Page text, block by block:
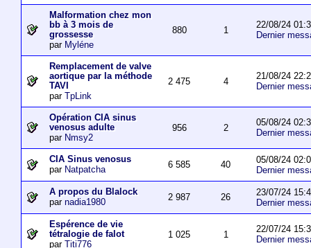
Malformation chez mon
bb à 3 mois de
grossesse
par Myléne
880 1
22/08/24
Dernier
Remplacement de valve
aortique par la méthode
TAVI
par TpLink
2 475 4
21/08/24
Dernier
Opération CIA sinus
venosus adulte
par Nmsy2
956 2
05/08/24
Dernier
CIA Sinus venosus
par Natpatcha 6 585 40
05/08/24
Dernier
A propos du Blalock
par nadia1980 2 987 26
23/07/24
Dernier
Espérence de vie
tétralogie de falot
par Titi776
1 025 1
22/07/24
Dernier